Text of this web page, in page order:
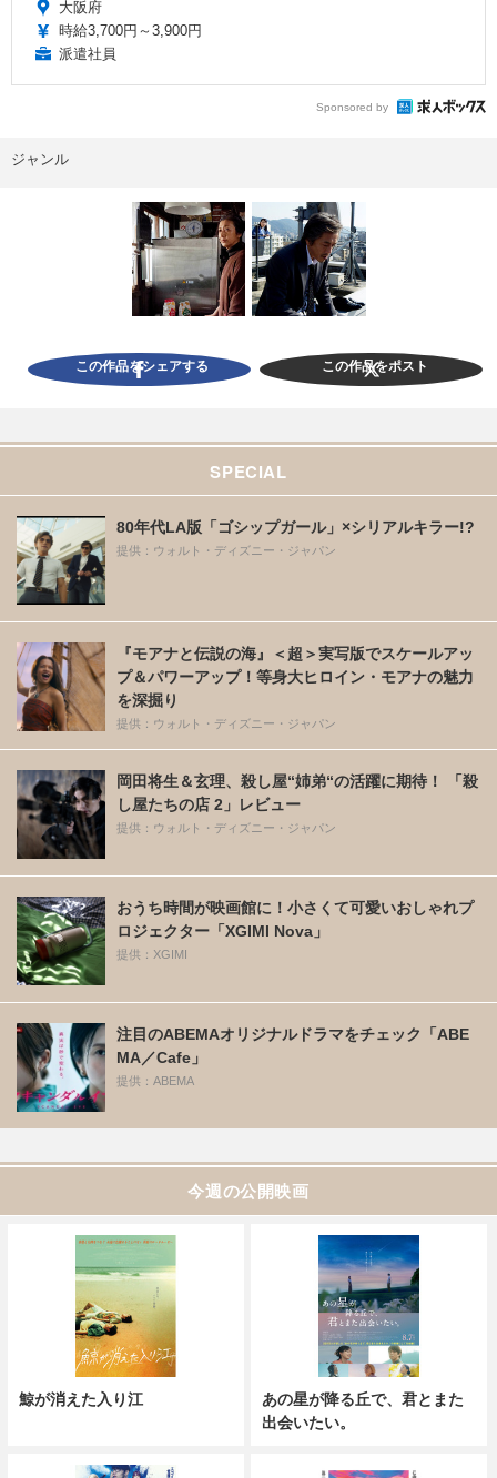
大阪府
時給3,700円～3,900円
派遣社員
Sponsored by
ジャンル
この作品をシェアする この作品をポスト
SPECIAL
80年代LA版「ゴシップガール」×シリアルキラー!?
提供：ウォルト・ディズニー・ジャパン
『モアナと伝説の海』＜超＞実写版でスケールアッ
プ＆パワーアップ！等身大ヒロイン・モアナの魅力
を深掘り
提供：ウォルト・ディズニー・ジャパン
岡田将生＆玄理、殺し屋“姉弟“の活躍に期待！ 「殺
し屋たちの店 2」レビュー
提供：ウォルト・ディズニー・ジャパン
おうち時間が映画館に！小さくて可愛いおしゃれプ
ロジェクター「XGIMI Nova」
提供：XGIMI
注目のABEMAオリジナルドラマをチェック「ABE
MA／Cafe」
提供：ABEMA
今週の公開映画
鯨が消えた入り江
あの星が降る丘で、君とまた
出会いたい。